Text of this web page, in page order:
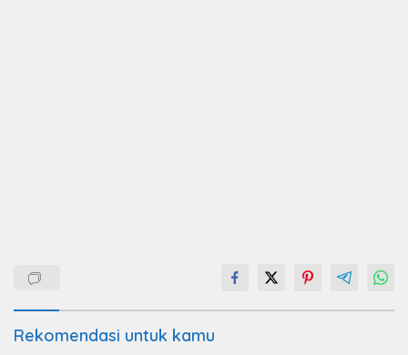
Rekomendasi untuk kamu